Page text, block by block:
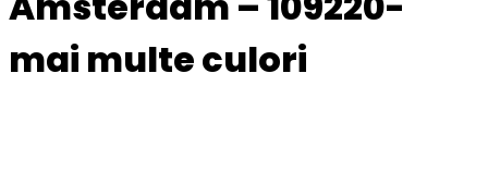
mai multe culori